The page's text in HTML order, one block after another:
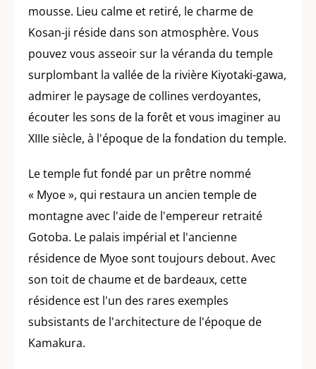
mousse. Lieu calme et retiré, le charme de
Kosan-ji réside dans son atmosphère. Vous
pouvez vous asseoir sur la véranda du temple
surplombant la vallée de la rivière Kiyotaki-gawa,
admirer le paysage de collines verdoyantes,
écouter les sons de la forêt et vous imaginer au
XIIIe siècle, à l'époque de la fondation du temple.
Le temple fut fondé par un prêtre nommé
« Myoe », qui restaura un ancien temple de
montagne avec l'aide de l'empereur retraité
Gotoba. Le palais impérial et l'ancienne
résidence de Myoe sont toujours debout. Avec
son toit de chaume et de bardeaux, cette
résidence est l'un des rares exemples
subsistants de l'architecture de l'époque de
Kamakura.